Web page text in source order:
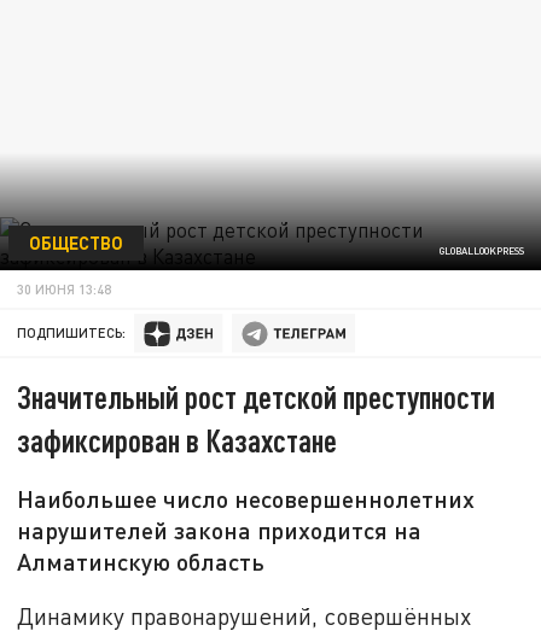
GLOBALLOOKPRESS
ОБЩЕСТВО
30 ИЮНЯ 13:48
ПОДПИШИТЕСЬ:
Значительный рост детской преступности
зафиксирован в Казахстане
Наибольшее число несовершеннолетних
нарушителей закона приходится на
Алматинскую область
Динамику правонарушений, совершённых